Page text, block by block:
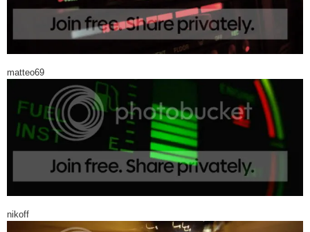
matteo69
nikoff